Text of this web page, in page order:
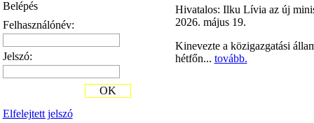
Belépés
Felhasználónév:
Jelszó:
Elfelejtett jelszó
OK
Hivatalos: Ilku Lívia az új
2026. május 19.
Kinevezte a közigazgatási
hétfőn... tovább.